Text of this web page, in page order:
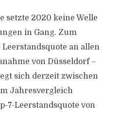
setzte 2020 keine Welle
in Gang. Zum
an allen
von Düsseldorf –
sich derzeit zwischen
Jahresvergleich
7-Leerstandsquote von